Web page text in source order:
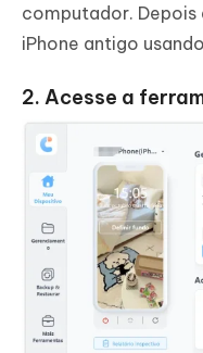
computador.
iPhone antigo
2. Acesse a